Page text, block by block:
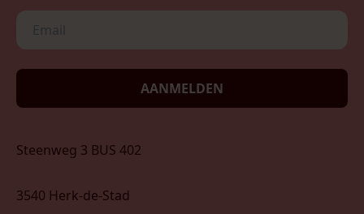
AANMELDEN
Steenweg 3 BUS 402
3540 Herk-de-Stad